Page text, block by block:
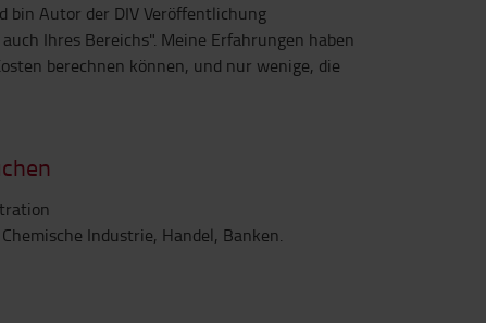
bin Autor der DIV Veröffentlichung
Ihres Bereichs". Meine Erfahrungen haben
berechnen können, und nur wenige, die
Industrie, Handel, Banken.